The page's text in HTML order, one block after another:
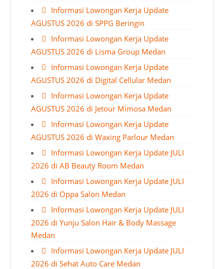
Informasi Lowongan Kerja Update
AGUSTUS 2026 di SPPG Beringin
Informasi Lowongan Kerja Update
AGUSTUS 2026 di Lisma Group Medan
Informasi Lowongan Kerja Update
AGUSTUS 2026 di Digital Cellular Medan
Informasi Lowongan Kerja Update
AGUSTUS 2026 di Jetour Mimosa Medan
Informasi Lowongan Kerja Update
AGUSTUS 2026 di Waxing Parlour Medan
Informasi Lowongan Kerja Update JULI
2026 di AB Beauty Room Medan
Informasi Lowongan Kerja Update JULI
2026 di Oppa Salon Medan
Informasi Lowongan Kerja Update JULI
2026 di Yunju Salon Hair & Body Massage
Medan
Informasi Lowongan Kerja Update JULI
2026 di Sehat Auto Care Medan